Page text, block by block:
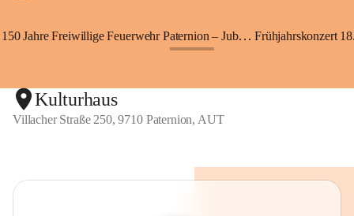
150 Jahre Freiwillige Feuerwehr Paternion – Jubiläumsfest Frühjahrskonzert
Kulturhaus
Villacher Straße 250, 9710 Paternion, AUT